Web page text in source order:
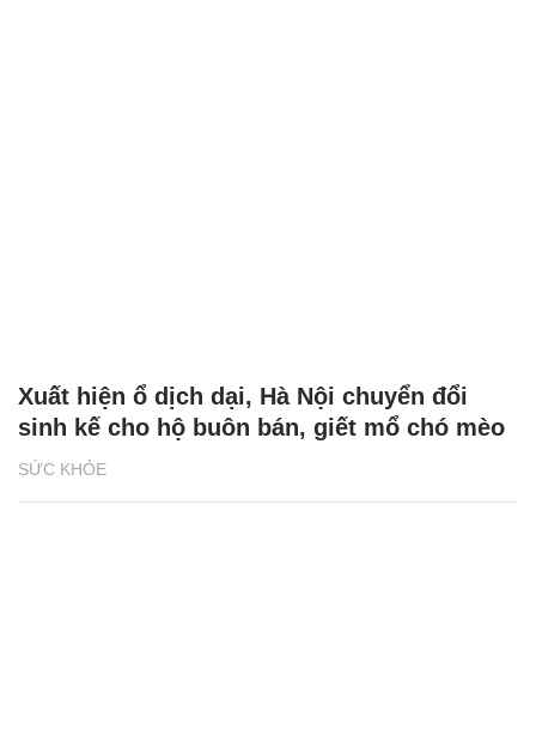
SỨC KHỎE
Xuất hiện ổ dịch dại, Hà Nội chuyển đổi
sinh kế cho hộ buôn bán, giết mổ chó mèo